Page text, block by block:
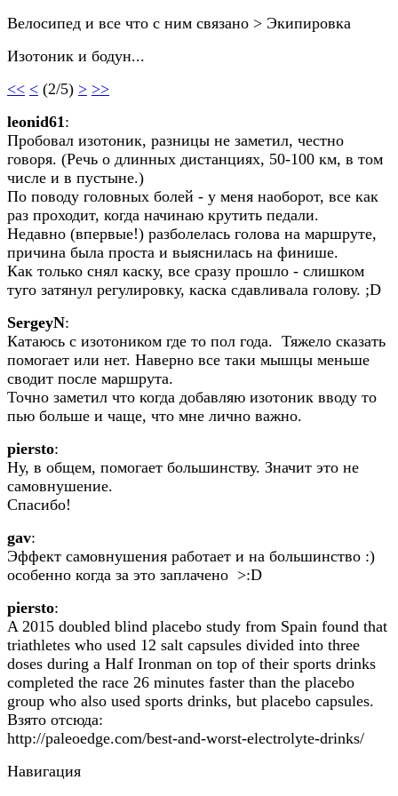
Велосипед и все что с ним связано > Экипировка
Изотоник и бодун...
<< < (2/5) > >>
leonid61:
Пробовал изотоник, разницы не заметил, честно
говоря. (Речь о длинных дистанциях, 50-100 км, в том
числе и в пустыне.)
По поводу головных болей - у меня наоборот, все как
раз проходит, когда начинаю крутить педали.
Недавно (впервые!) разболелась голова на маршруте,
причина была проста и выяснилась на финише.
Как только снял каску, все сразу прошло - слишком
туго затянул регулировку, каска сдавливала голову. ;D
SergeyN:
Катаюсь с изотоником где то пол года. Тяжело сказать
помогает или нет. Наверно все таки мышцы меньше
сводит после маршрута.
Точно заметил что когда добавляю изотоник вводу то
пью больше и чаще, что мне лично важно.
piersto:
Ну, в общем, помогает большинству. Значит это не
самовнушение.
Спасибо!
gav:
Эффект самовнушения работает и на большинство :)
особенно когда за это заплачено >:D
piersto:
A 2015 doubled blind placebo study from Spain found that
triathletes who used 12 salt capsules divided into three
doses during a Half Ironman on top of their sports drinks
completed the race 26 minutes faster than the placebo
group who also used sports drinks, but placebo capsules.
Взято отсюда:
http://paleoedge.com/best-and-worst-electrolyte-drinks/
Навигация